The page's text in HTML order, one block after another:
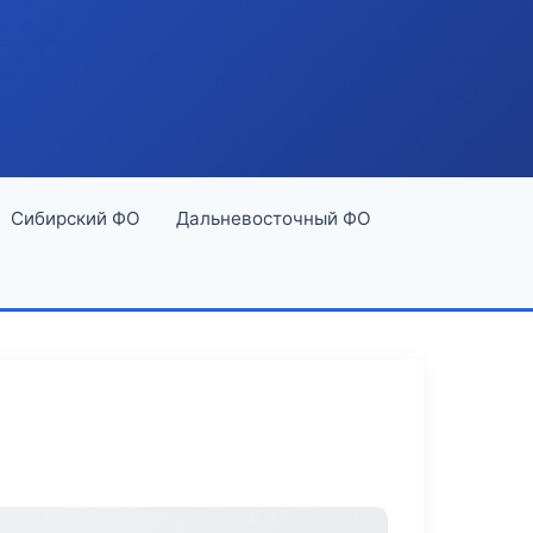
Сибирский ФО Дальневосточный ФО